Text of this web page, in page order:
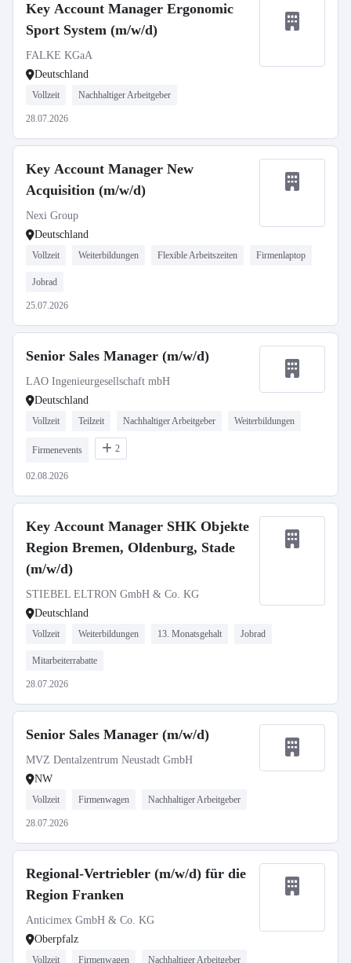
Key Account Manager Ergonomic
Sport System (m/w/d)
FALKE KGaA
Deutschland
Vollzeit Nachhaltiger Arbeitgeber
28.07.2026
Key Account Manager New
Acquisition (m/w/d)
Nexi Group
Deutschland
Vollzeit Weiterbildungen Flexible Arbeitszeiten Firmenlaptop
Jobrad
25.07.2026
Senior Sales Manager (m/w/d)
LAO Ingenieurgesellschaft mbH
Deutschland
Vollzeit Teilzeit Nachhaltiger Arbeitgeber Weiterbildungen
Firmenevents 2
02.08.2026
Key Account Manager SHK Objekte
Region Bremen, Oldenburg, Stade
(m/w/d)
STIEBEL ELTRON GmbH & Co. KG
Deutschland
Vollzeit Weiterbildungen 13. Monatsgehalt Jobrad
Mitarbeiterrabatte
28.07.2026
Senior Sales Manager (m/w/d)
MVZ Dentalzentrum Neustadt GmbH
NW
Vollzeit Firmenwagen Nachhaltiger Arbeitgeber
28.07.2026
Regional-Vertriebler (m/w/d) für die
Region Franken
Anticimex GmbH & Co. KG
Oberpfalz
Vollzeit Firmenwagen Nachhaltiger Arbeitgeber